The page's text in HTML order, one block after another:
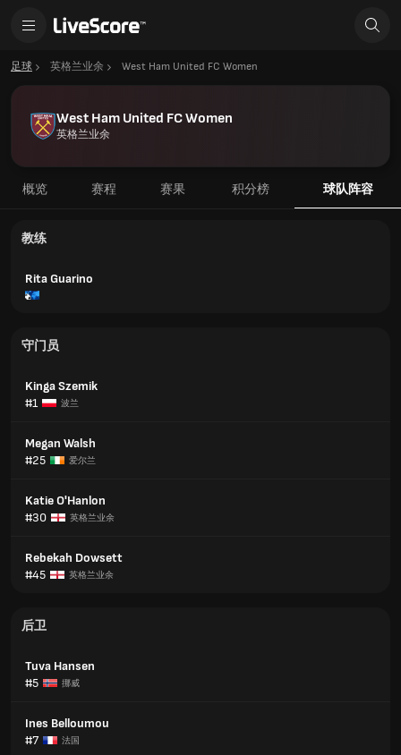
足球 英格兰业余 West Ham United FC Women
West Ham United FC Women
英格兰业余
概览 赛程 赛果 积分榜 球队阵容
教练
Rita Guarino
守门员
Kinga Szemik
#1
波兰
Megan Walsh
#25
爱尔兰
Katie O'Hanlon
#30
英格兰业余
Rebekah Dowsett
#45
英格兰业余
后卫
Tuva Hansen
#5
挪威
Ines Belloumou
#7
法国